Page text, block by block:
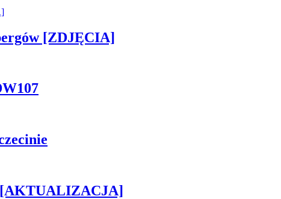
[ZDJĘCIA]
[AKTUALIZACJA]